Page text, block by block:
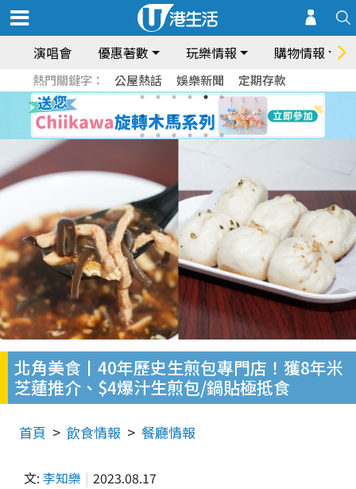
演唱會 優惠著數 玩樂情報 購物情報
熱門關鍵字： 公屋熱話 娛樂新聞 定期存款
北角美食丨40年歷史生煎包專門店！獲8年米
芝蓮推介、$4爆汁生煎包/鍋貼極抵食
首頁 飲食情報 餐廳情報
文: 李知樂 2023.08.17